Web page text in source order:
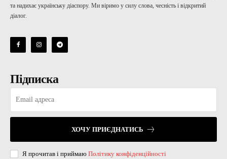
та надихає українську діаспору. Ми віримо у силу слова, чесність і відкритий
діалог.
Підписка
ХОЧУ ПРИЄДНАТИСЬ
Я прочитав і приймаю Політику конфіденційності